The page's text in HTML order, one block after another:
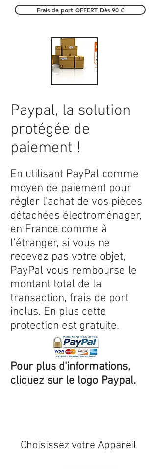
Frais de port OFFERT Dès 90 €
Paypal, la solution
protégée de
paiement !
En utilisant PayPal comme
moyen de paiement pour
régler l'achat de vos pièces
détachées électroménager,
en France comme à
l’étranger, si vous ne
recevez pas votre objet,
PayPal vous rembourse le
montant total de la
transaction, frais de port
inclus. En plus cette
protection est gratuite.
Pour plus d'informations,
cliquez sur le logo Paypal.
Choisissez votre Appareil